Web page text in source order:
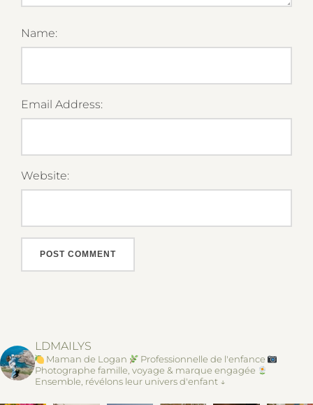
Name:
Email Address:
Website:
LDMAILYS
Maman de Logan
Professionnelle de l'enfance
Photographe famille, voyage & marque engagée
Ensemble, révélons leur univers d'enfant ↓